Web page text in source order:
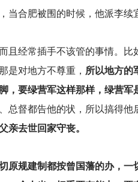
合肥被围的时候，他派李续
且经常插手不该管的事情。比
是对地方不尊重， 所以地方的
，要绿营军这样那样，绿营军
总督都告他的状，所以搞得他
亲去世回家守丧。
原规建制都按曾国藩的办，一